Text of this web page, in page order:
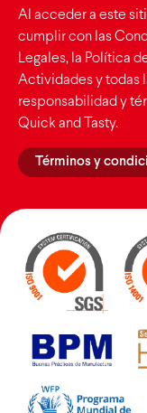
Al acceder a este
cumplir con las
Legales, la Política
Actividades y todas
responsabilidad y
Quick and Tasty.
Términos y